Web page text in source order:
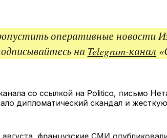
оперативные новости
на Telegram-канал
со ссылкой на Politico, письмо
дипломатический скандал и
французские СМИ